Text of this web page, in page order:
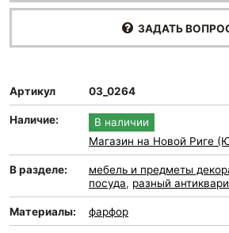
ЗАДАТЬ
Артикул 03_0264
Наличие:
В наличии
Магазин на Новой Риге
В разделе: мебель и предметы
посуда, разный
Материалы: фарфор